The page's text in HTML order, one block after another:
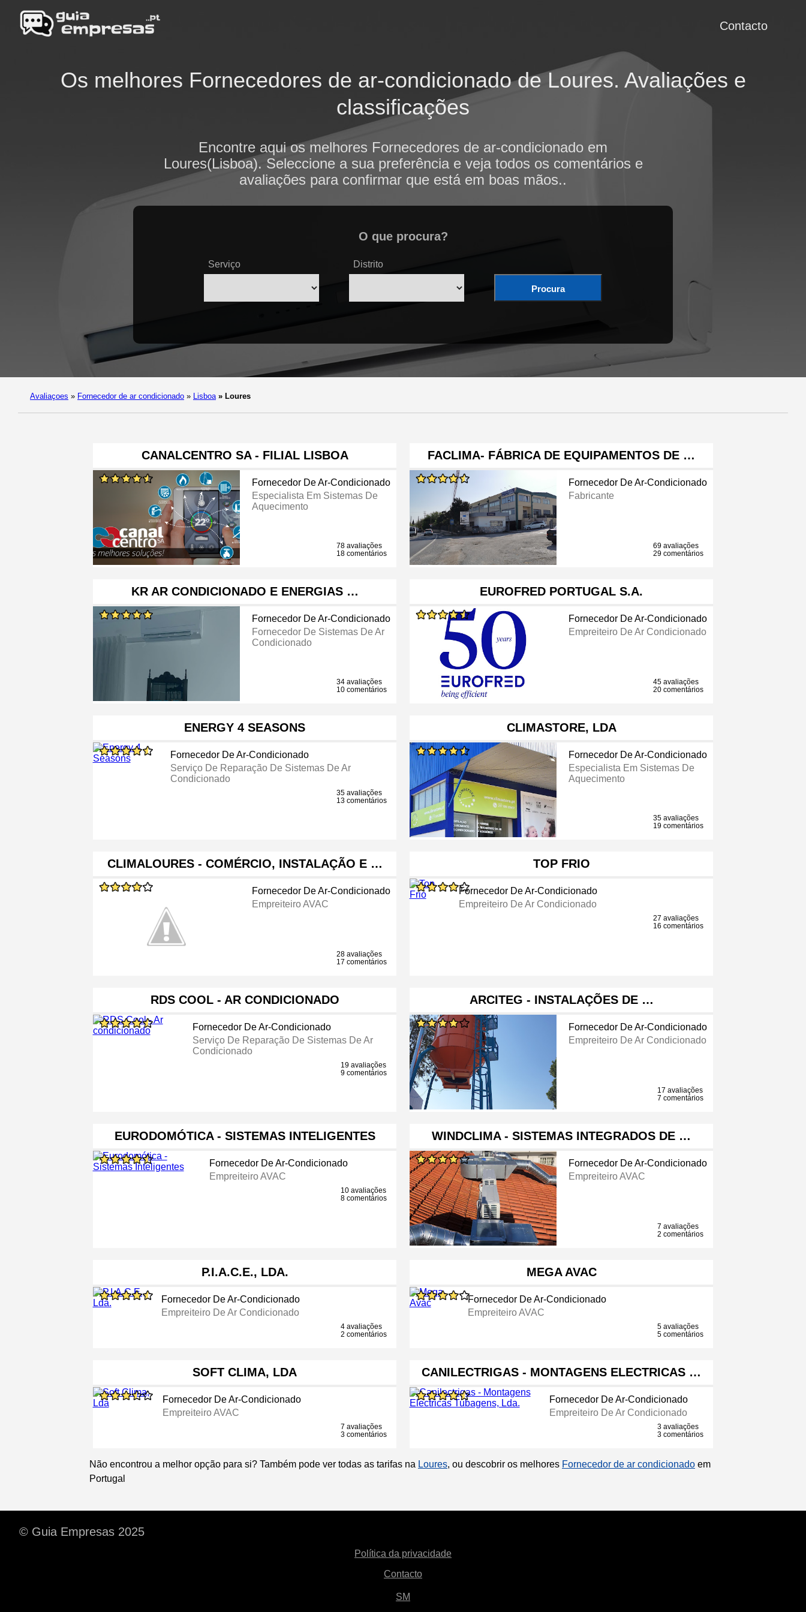
Contacto
Os melhores Fornecedores de ar-condicionado de Loures. Avaliações e
classificações
Encontre aqui os melhores Fornecedores de ar-condicionado em
Loures(Lisboa). Seleccione a sua preferência e veja todos os comentários e
avaliações para confirmar que está em boas mãos..
O que procura?
Serviço Distrito
Procura
Avaliaçoes » Fornecedor de ar condicionado » Lisboa » Loures
CANALCENTRO SA - FILIAL LISBOA
Fornecedor De Ar-Condicionado
Especialista Em Sistemas De
Aquecimento
78 avaliações
18 comentários
FACLIMA- FÁBRICA DE EQUIPAMENTOS DE …
Fornecedor De Ar-Condicionado
Fabricante
69 avaliações
29 comentários
KR AR CONDICIONADO E ENERGIAS …
Fornecedor De Ar-Condicionado
Fornecedor De Sistemas De Ar
Condicionado
34 avaliações
10 comentários
EUROFRED PORTUGAL S.A.
Fornecedor De Ar-Condicionado
Empreiteiro De Ar Condicionado
45 avaliações
20 comentários
ENERGY 4 SEASONS
Fornecedor De Ar-Condicionado
Serviço De Reparação De Sistemas De Ar
Condicionado
35 avaliações
13 comentários
CLIMASTORE, LDA
Fornecedor De Ar-Condicionado
Especialista Em Sistemas De
Aquecimento
35 avaliações
19 comentários
CLIMALOURES - COMÉRCIO, INSTALAÇÃO E …
Fornecedor De Ar-Condicionado
Empreiteiro AVAC
28 avaliações
17 comentários
TOP FRIO
Fornecedor De Ar-Condicionado
Empreiteiro De Ar Condicionado
27 avaliações
16 comentários
RDS COOL - AR CONDICIONADO
Fornecedor De Ar-Condicionado
Serviço De Reparação De Sistemas De Ar
Condicionado
19 avaliações
9 comentários
ARCITEG - INSTALAÇÕES DE …
Fornecedor De Ar-Condicionado
Empreiteiro De Ar Condicionado
17 avaliações
7 comentários
EURODOMÓTICA - SISTEMAS INTELIGENTES
Fornecedor De Ar-Condicionado
Empreiteiro AVAC
10 avaliações
8 comentários
WINDCLIMA - SISTEMAS INTEGRADOS DE …
Fornecedor De Ar-Condicionado
Empreiteiro AVAC
7 avaliações
2 comentários
P.I.A.C.E., LDA.
Fornecedor De Ar-Condicionado
Empreiteiro De Ar Condicionado
4 avaliações
2 comentários
MEGA AVAC
Fornecedor De Ar-Condicionado
Empreiteiro AVAC
5 avaliações
5 comentários
SOFT CLIMA, LDA
Fornecedor De Ar-Condicionado
Empreiteiro AVAC
7 avaliações
3 comentários
CANILECTRIGAS - MONTAGENS ELECTRICAS …
Fornecedor De Ar-Condicionado
Empreiteiro De Ar Condicionado
3 avaliações
3 comentários
Não encontrou a melhor opção para si? Também pode ver todas as tarifas na Loures, ou descobrir os melhores Fornecedor de ar condicionado em
Portugal
© Guia Empresas 2025
Política da privacidade
Contacto
SM